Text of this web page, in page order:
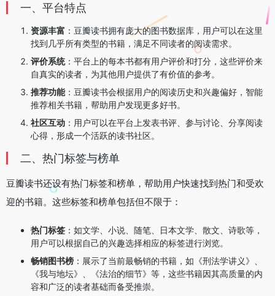
一、平台特点
资源丰富 ：豆瓣读书拥有庞大的图书数据库，用户可以在这里
找到几乎所有类型的书籍，满足不同读者的阅读需求。
评价系统：平台上的每本书都有用户评价和打分，这些评价来
自真实的读者，为其他用户提供了有价值的参考。
推荐功能：豆瓣读书会根据用户的阅读历史和兴趣偏好，智能
推荐相关书籍，帮助用户发现更多好书。
社区互动 ：用户可以在平台上发表书评、参与讨论、分享阅读
心得，形成一个活跃的读书社区。
二、热门标签与榜单
豆瓣读书还设有热门标签和榜单，帮助用户快速找到热门和受欢
迎的书籍。这些标签和榜单包括但不限于：
热门标签 ：如文学、小说、随笔、日本文学、散文、诗歌等，
用户可以根据自己的兴趣选择相应的标签进行浏览。
畅销图书榜 ：展示了当前最畅销的书籍，如《刑法学讲义》、
《我与地坛》、《法治的细节》等，这些书籍因其高质量的内
容和广泛的读者基础而备受推崇。